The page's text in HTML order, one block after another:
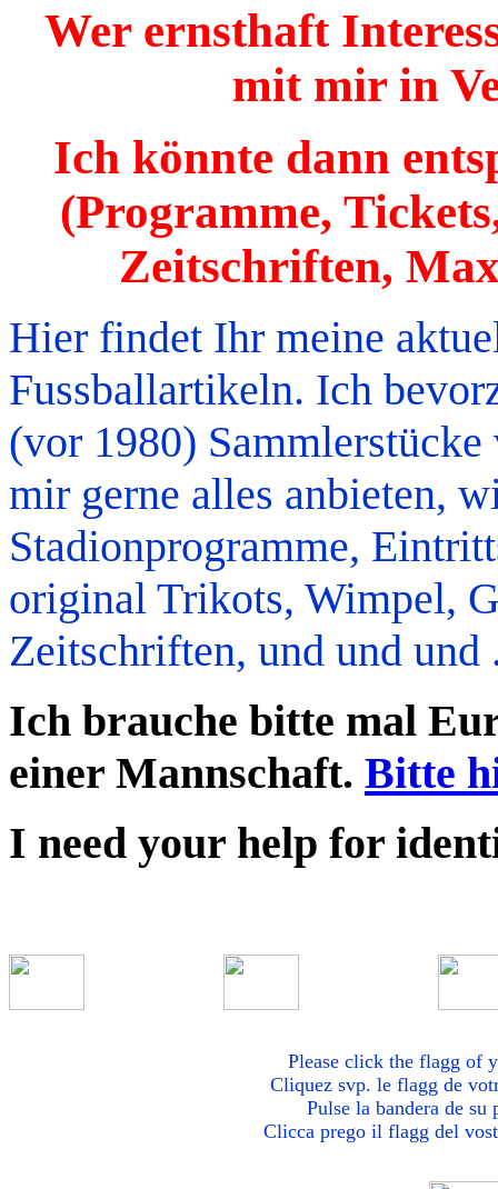
Wer ernsthaft
mit mir in
Ich könnte dann
(Programme,
Zeitschriften,
Hier findet Ihr meine
Fussballartikeln. Ich
(vor 1980)
mir gerne alles anbieten,
Stadionprogramme,
original Trikots, Wimpel,
Zeitschriften, und und und
Ich brauche bitte mal
einer Mannschaft. Bitte
I need your help for
Please click the flagg of
Cliquez svp. le flagg de
Pulse la bandera de
Clicca prego il flagg del